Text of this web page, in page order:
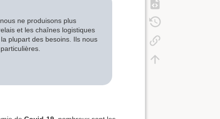
ne produisons plus
et les chaînes logistiques
plupart des besoins. Ils nous